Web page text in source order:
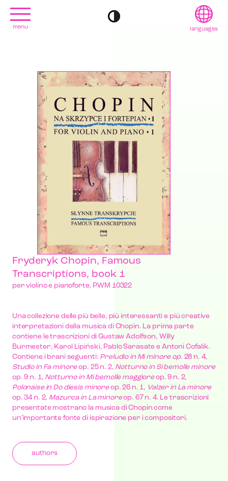
menu languages
English
Français
Deutsch
日本語
Polski
project
contact
editions
2022
2020
Fryderyk Chopin, Famous
Transcriptions, book 1
per violino e pianoforte, PWM 10322
Una collezione delle più belle, più interessanti e più creative
interpretazioni della musica di Chopin. La prima parte
contiene le trascrizioni di Gustaw Adolfson, Willy
Burmester, Karol Lipiński, Pablo Sarasate e Antoni Cofalik.
Contiene i brani seguenti: Preludio in Mi minore op. 28 n. 4,
Studio in Fa minoreop. 25 n. 2, Notturno in Si bemolle minore
op. 9 n. 1, Notturno in Mi bemolle maggioreop. 9 n. 2,
Polonaise in Do diesis minoreop. 26 n. 1, Valzer in La minore
op. 34 n. 2, Mazurca in La minoreop. 67 n. 4. Le trascrizioni
presentate mostrano la musica di Chopin come
un’importante fonte di ispirazione per i compositori.
authors